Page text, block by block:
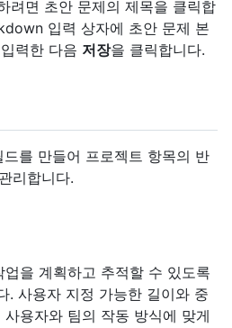
려면 초안 문제의 제목을 클릭합
입력 상자에 초안 문제 본
력한 다음 저장을 클릭합니다.
를 만들어 프로젝트 항목의 반
리합니다.
을 계획하고 추적할 수 있도록
. 사용자 지정 가능한 길이와 중
용자와 팀의 작동 방식에 맞게